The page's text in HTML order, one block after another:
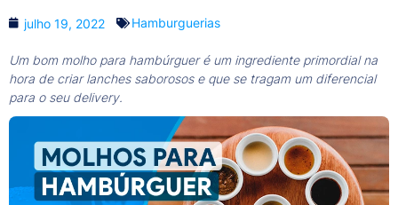
julho 19, 2022 Hamburguerias
Um bom molho para hambúrguer é um ingrediente primordial na
hora de criar lanches saborosos e que se tragam um diferencial
para o seu delivery.